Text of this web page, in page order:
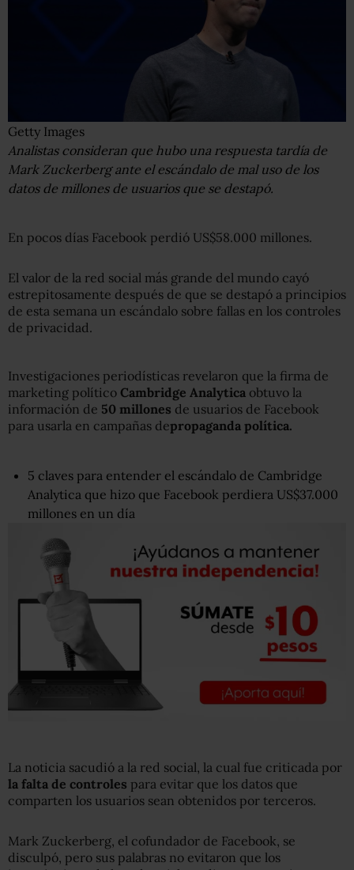
Getty Images
Analistas consideran que hubo una respuesta tardía de
Mark Zuckerberg ante el escándalo de mal uso de los
datos de millones de usuarios que se destapó.
En pocos días Facebook perdió US$58.000 millones.
El valor de la red social más grande del mundo cayó
estrepitosamente después de que se destapó a principios
de esta semana un escándalo sobre fallas en los controles
de privacidad.
Investigaciones periodísticas revelaron que la firma de
marketing político Cambridge Analytica obtuvo la
información de 50 millones de usuarios de Facebook
para usarla en campañas depropaganda política.
5 claves para entender el escándalo de Cambridge
Analytica que hizo que Facebook perdiera US$37.000
millones en un día
La noticia sacudió a la red social, la cual fue criticada por
la falta de controles para evitar que los datos que
comparten los usuarios sean obtenidos por terceros.
Mark Zuckerberg, el cofundador de Facebook, se
disculpó, pero sus palabras no evitaron que los